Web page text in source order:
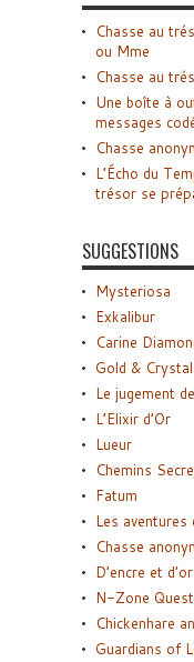
Chasse au
ou Mme
Chasse au
Une boîte à
messages
Chasse
L’Écho du
trésor se
SUGGESTIONS
Mysteriosa
Exkalibur
Carine
Gold & Crystal
Le jugement
L’Elixir d’Or
Lueur
Chemins
Fatum
Les aventures
Chasse
D’encre et d’or
N-Zone Quest
Chickenhare
Guardians of